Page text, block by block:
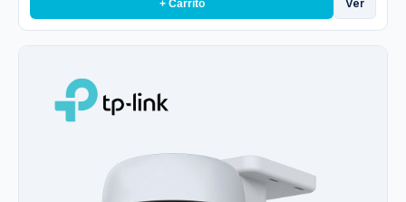
+ Carrito Ver